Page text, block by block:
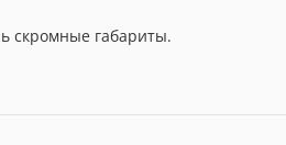
скромные габариты.